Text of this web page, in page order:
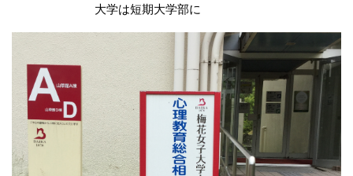
大学は短期大学部に